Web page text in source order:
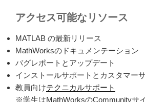
アクセス可能なリソース
MATLAB の最新リリース
MathWorksのドキュメンテーション
バグレポートとアップデート
インストールサポートとカスタマー
教員向けテクニカルサポート
※学生はMathWorksのCommunityサ